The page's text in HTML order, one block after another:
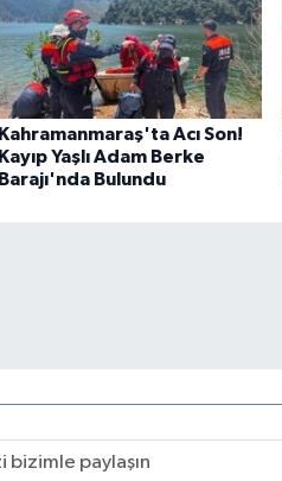
Kahramanmaraş'ta Acı Son!
Kayıp Yaşlı Adam Berke
Barajı'nda Bulundu